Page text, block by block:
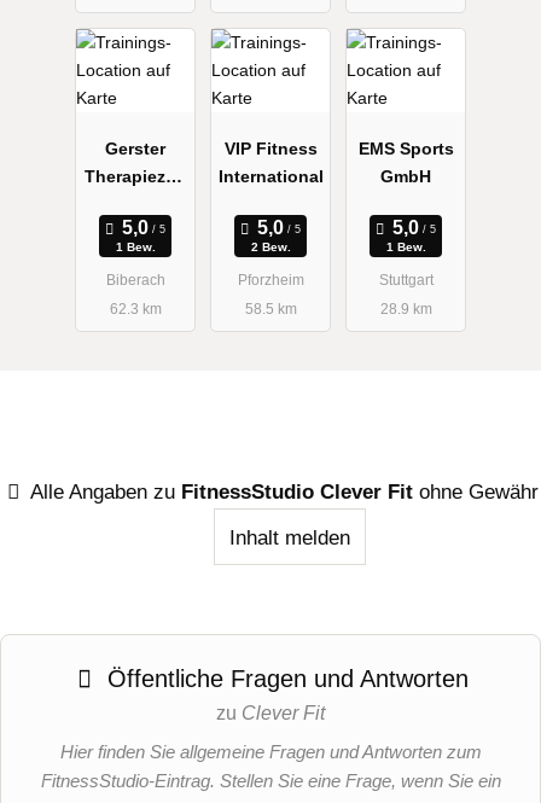
Gerster
Therapiezen
1 Bew.
Biberach
62.3 km
VIP Fitness
International
2 Bew.
Pforzheim
58.5 km
EMS Sports
GmbH
1 Bew.
Stuttgart
28.9 km
Alle Angaben zu FitnessStudio Clever Fit ohne Gewähr
Inhalt melden
Öffentliche Fragen und Antworten
zu Clever Fit
Hier finden Sie allgemeine Fragen und Antworten zum
FitnessStudio-Eintrag. Stellen Sie eine Frage, wenn Sie ein